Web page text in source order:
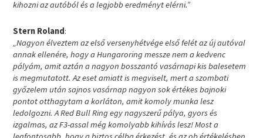
kihozni az autóból és a legjobb eredményt elérni.”
Stern Roland:
„Nagyon élveztem az első versenyhétvége első felét az új autóval
annak ellenére, hogy a Hungaroring messze nem a kedvenc
pályám, amit aztán a nagyon bosszantó vasárnapi kis balesetem
is megmutatott. Az eset amiatt is megviselt, mert a szombati
győzelem után sajnos vasárnap nagyon sok értékes bajnoki
pontot otthagytam a korláton, amit komoly munka lesz
ledolgozni. A Red Bull Ring egy nagyszerű pálya, gyors és
izgalmas, az F3-assal még komolyabb kihívás lesz! Most a